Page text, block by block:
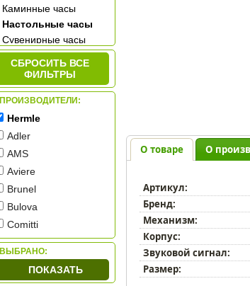
Каминные часы
Настольные часы
Сувенирные часы
Будильники
Метеостанции
СБРОСИТЬ ВСЕ
ФИЛЬТРЫ
ПРОИЗВОДИТЕЛИ:
Hermle
Adler
AMS
Aviere
Brunel
Bulova
Comitti
Credan
Gem
ВЫБРАНО:
ПОКАЗАТЬ
О товаре О
Артикул:
Бренд:
Механизм:
Корпус:
Звуковой сигнал:
Размер: